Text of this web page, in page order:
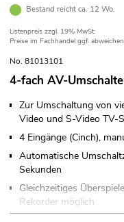
Bestand reicht ca. 12 Wo.
Listenpreis zzgl. 19% MwSt.
Preise im Fachhandel ggf.
No. 81013101
4-fach AV-
Zur Umschaltung von
Video und S-Video TV-
4 Eingänge (Cinch),
Automatische
Sekunden
Gleichzeitiges
Rekorder möglich